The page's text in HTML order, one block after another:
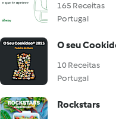
165 Receitas
Portugal
O seu
10 Receitas
Portugal
Rockstars